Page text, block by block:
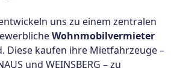
uns zu einem zentralen
Wohnmobilvermieter
Diese kaufen ihre Mietfahrzeuge –
und WEINSBERG – zu